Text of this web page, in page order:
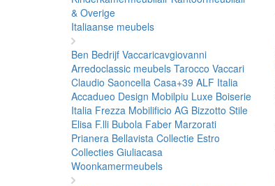
& Overige
Italiaanse meubels
Ben Bedrijf Vaccaricavgiovanni
Arredoclassic meubels Tarocco Vaccari
Claudio Saoncella Casa+39 ALF Italia
Accadueo Design Mobilpiu Luxe Boiserie
Italia Frezza Mobilificio AG Bizzotto Stile
Elisa F.lli Bubola Faber Marzorati
Prianera Bellavista Collectie Estro
Collecties Giuliacasa
Woonkamermeubels